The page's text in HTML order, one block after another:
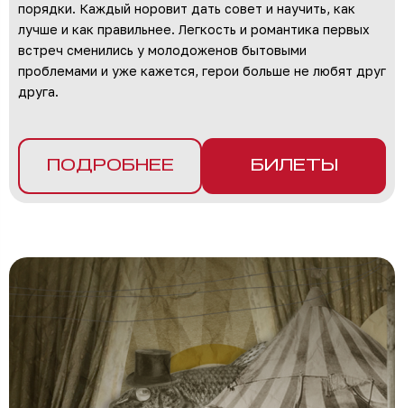
порядки. Каждый норовит дать совет и научить, как
лучше и как правильнее. Легкость и романтика первых
встреч сменились у молодоженов бытовыми
проблемами и уже кажется, герои больше не любят друг
друга.
ПОДРОБНЕЕ БИЛЕТЫ